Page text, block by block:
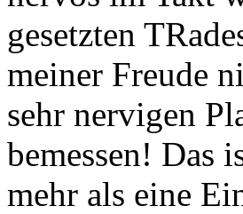
gesetzten
meiner Freude
sehr nervigen
bemessen! Das
mehr als eine